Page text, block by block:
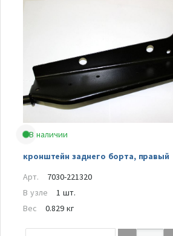
В наличии
кронштейн заднего борта, правый
Арт.
7030-221320
В узле
1 шт.
Вес
0.829 кг